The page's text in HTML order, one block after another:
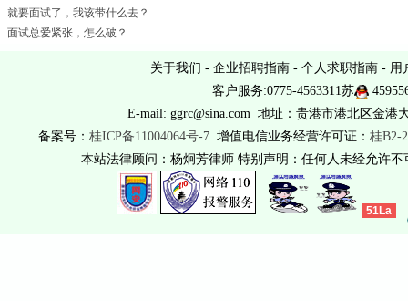
就要面试了，我该带什么去？
面试总爱紧张，怎么破？
关于我们 - 企业招聘指南 - 个人求职指南 - 用
客户服务:0775-4563311苏
E-mail: ggrc@sina.com 地址：贵港市港北区金港
备案号： 桂ICP备11004064号-7增值电信业务经营许可证： 桂B2-
本站法律顾问：杨炯芳律师 特别声明：任何人未经允许
51La